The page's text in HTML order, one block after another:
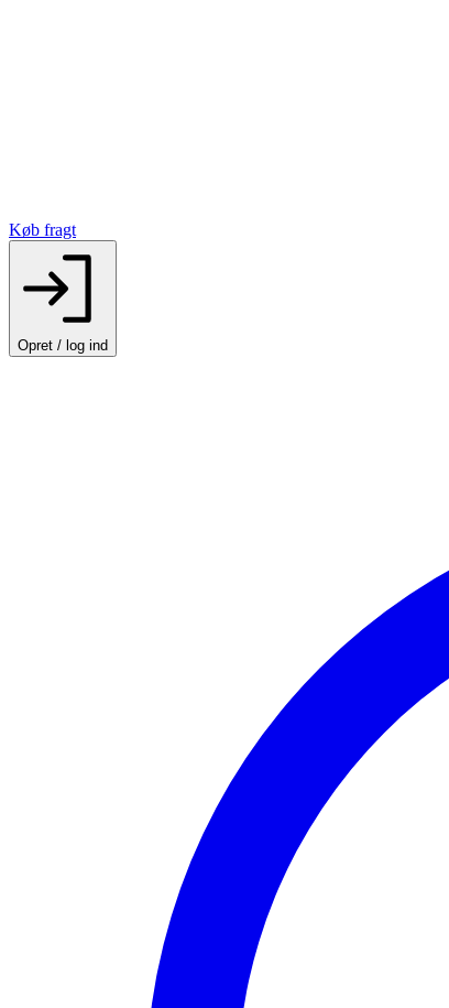
Køb fragt
Opret / log ind